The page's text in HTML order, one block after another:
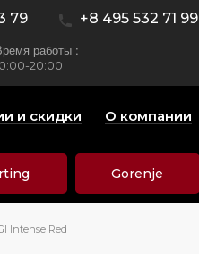
79 +8 495 532 71 99
работы :
20:00
и скидки О компании
Gorenje
Intense Red